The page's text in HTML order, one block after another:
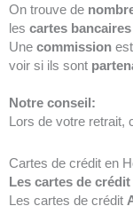
On trouve de
les cartes bancaires
Une commission
voir si ils sont
Notre conseil:
Lors de votre retrait,
Cartes de crédit en
Les cartes de crédit
Les cartes de crédit